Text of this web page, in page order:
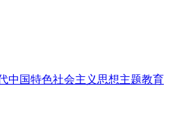
中国特色社会主义思想主题教育